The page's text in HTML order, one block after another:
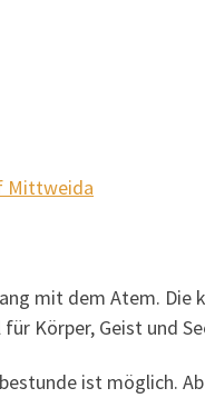
Mittweida
mit dem Atem.
Körper, Geist und
ist möglich.